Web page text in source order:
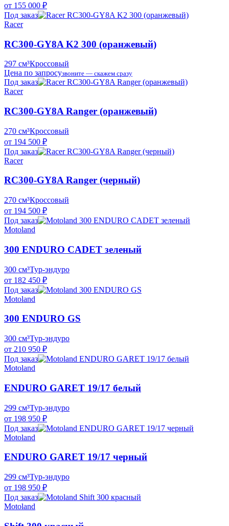
от 155 000 ₽
Под заказ
Racer
RC300-GY8A K2 300 (оранжевый)
297 см³Кроссовый
Цена по запросузвоните — скажем сразу
Под заказ
Racer
RC300-GY8A Ranger (оранжевый)
270 см³Кроссовый
от 194 500 ₽
Под заказ
Racer
RC300-GY8A Ranger (черный)
270 см³Кроссовый
от 194 500 ₽
Под заказ
Motoland
300 ENDURO CADET зеленый
300 см³Тур-эндуро
от 182 450 ₽
Под заказ
Motoland
300 ENDURO GS
300 см³Тур-эндуро
от 210 950 ₽
Под заказ
Motoland
ENDURO GARET 19/17 белый
299 см³Тур-эндуро
от 198 950 ₽
Под заказ
Motoland
ENDURO GARET 19/17 черный
299 см³Тур-эндуро
от 198 950 ₽
Под заказ
Motoland